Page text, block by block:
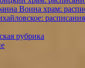
Воина храм:
расписания
рубрика